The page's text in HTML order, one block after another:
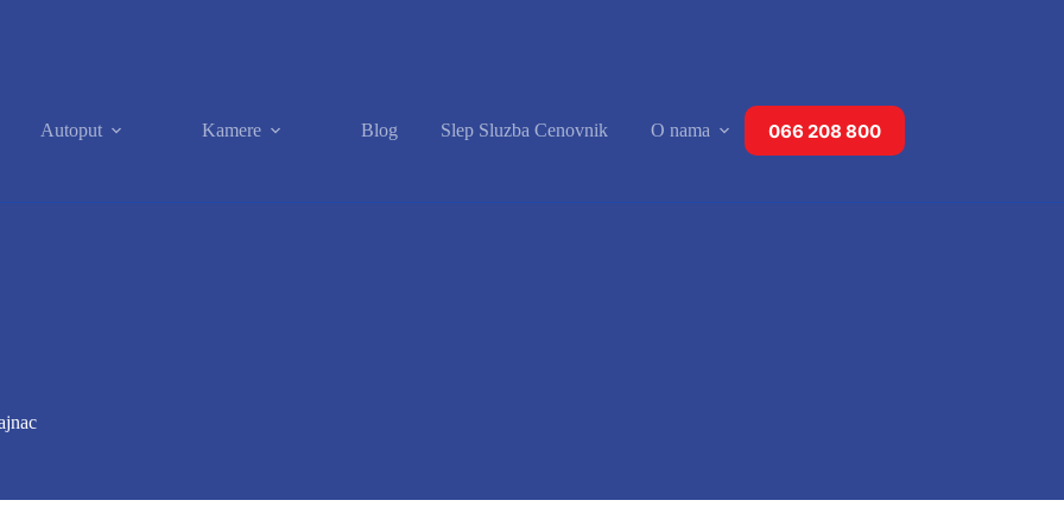
Autoput Kamere Blog Slep Sluzba Cenovnik O nama 066 208 800